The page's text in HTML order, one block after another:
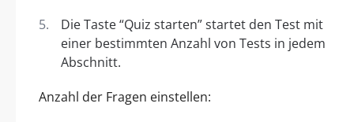
Die Taste “Quiz starten” startet den Test mit
einer bestimmten Anzahl von Tests in jedem
Abschnitt.
Anzahl der Fragen einstellen: